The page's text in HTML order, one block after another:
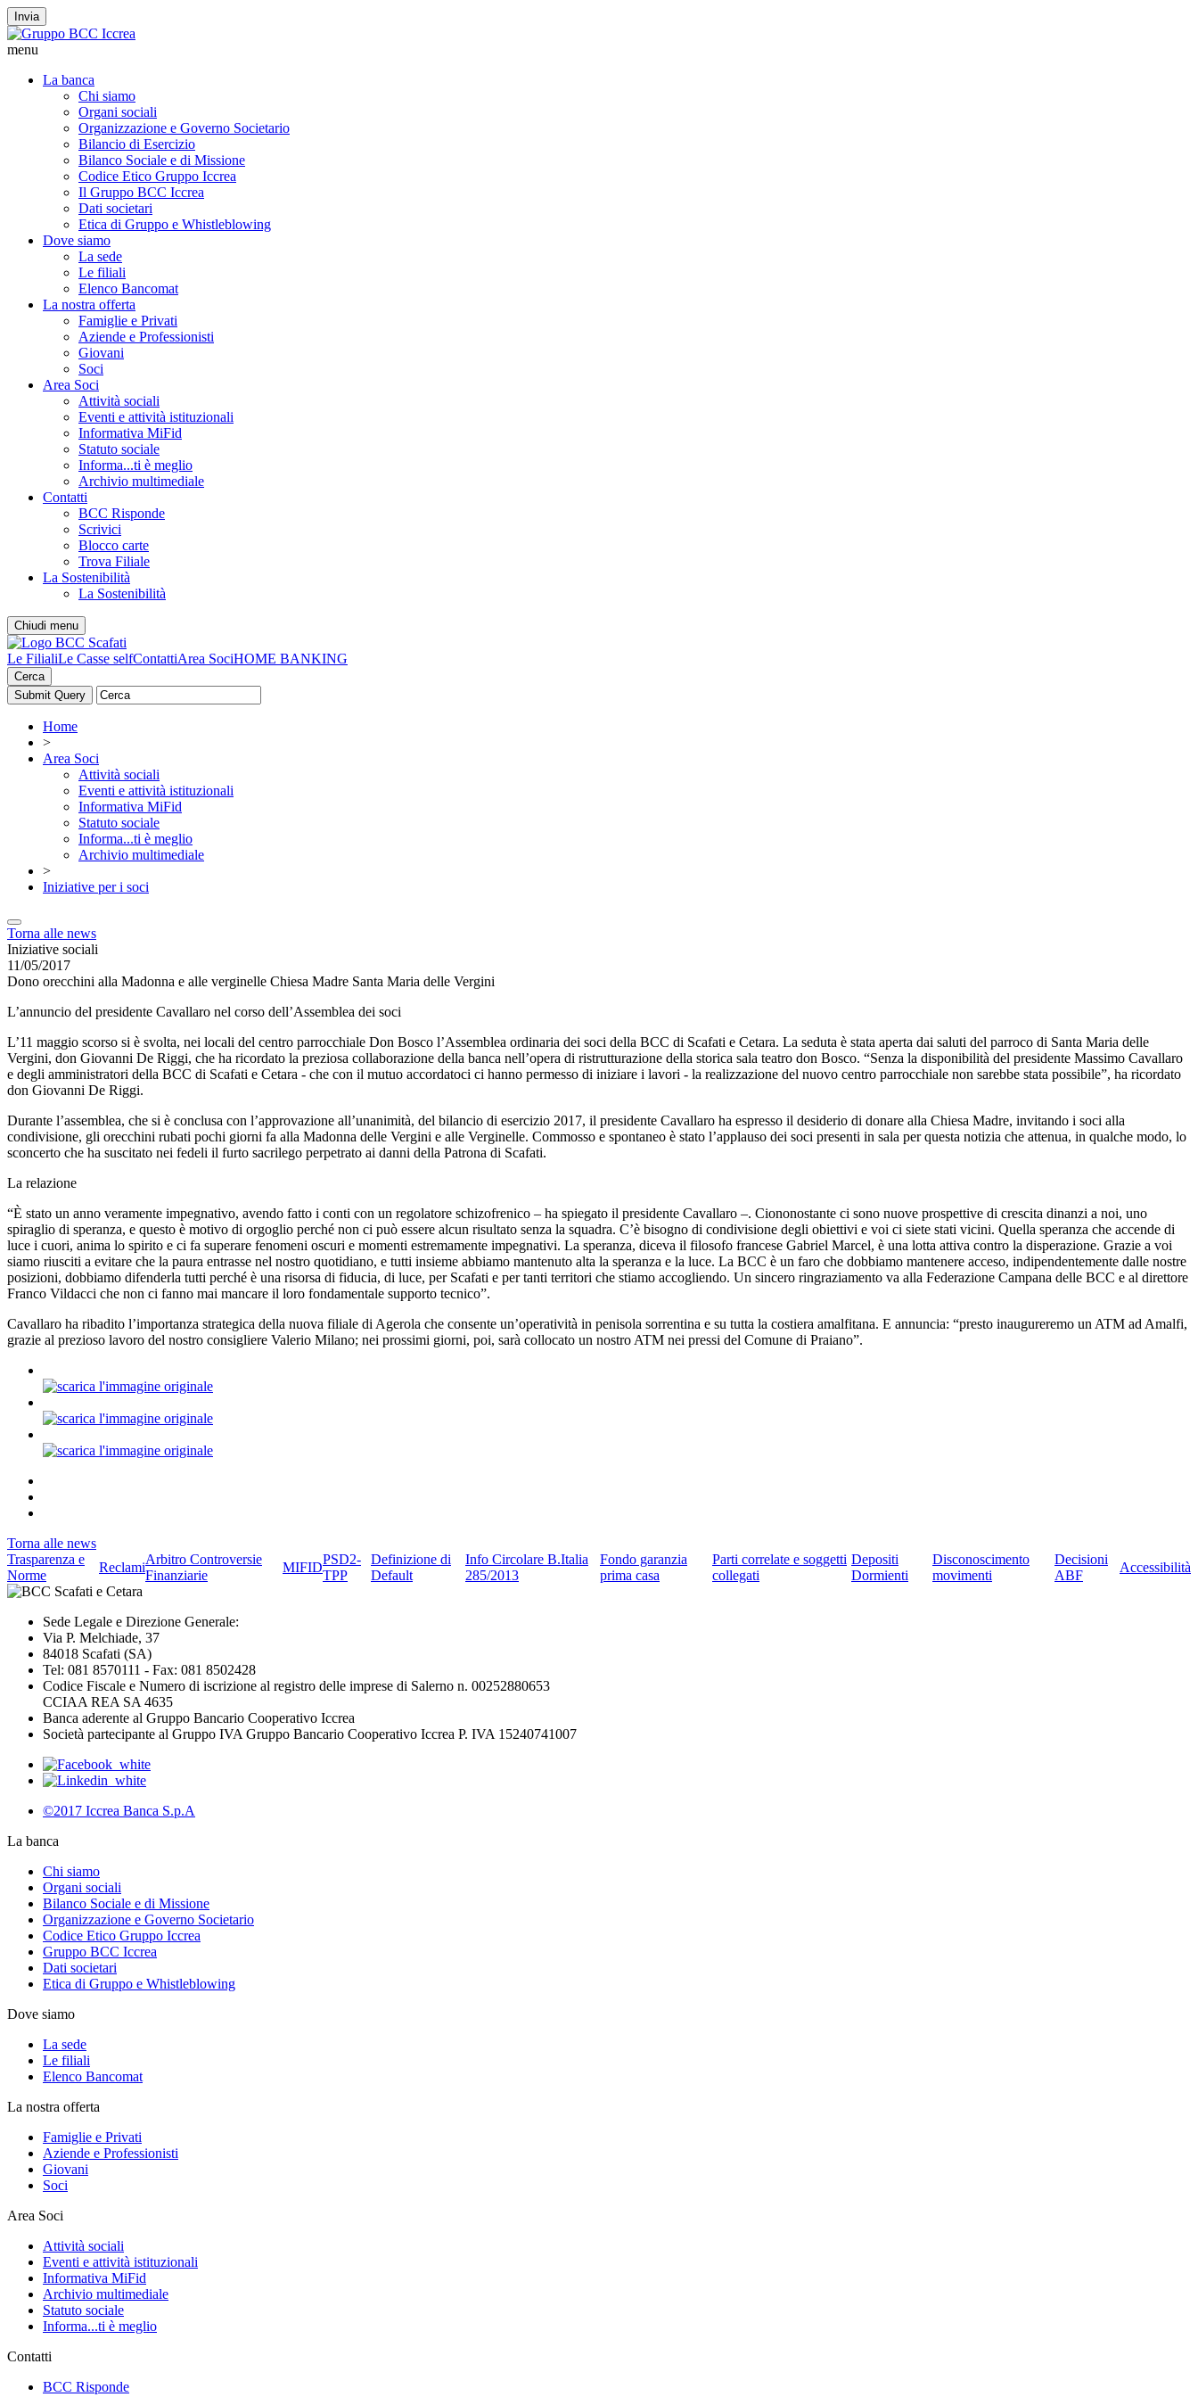
Invia
menu
La banca
Chi siamo
Organi sociali
Organizzazione e Governo Societario
Bilancio di Esercizio
Bilanco Sociale e di Missione
Codice Etico Gruppo Iccrea
Il Gruppo BCC Iccrea
Dati societari
Etica di Gruppo e Whistleblowing
Dove siamo
La sede
Le filiali
Elenco Bancomat
La nostra offerta
Famiglie e Privati
Aziende e Professionisti
Giovani
Soci
Area Soci
Attività sociali
Eventi e attività istituzionali
Informativa MiFid
Statuto sociale
Informa...ti è meglio
Archivio multimediale
Contatti
BCC Risponde
Scrivici
Blocco carte
Trova Filiale
La Sostenibilità
La Sostenibilità
Chiudi menu
Le FilialiLe Casse selfContattiArea SociHOME BANKING
Cerca
Home
>
Area Soci
Attività sociali
Eventi e attività istituzionali
Informativa MiFid
Statuto sociale
Informa...ti è meglio
Archivio multimediale
>
Iniziative per i soci
Torna alle news
Iniziative sociali
11/05/2017
Dono orecchini alla Madonna e alle verginelle Chiesa Madre Santa Maria delle Vergini
L’annuncio del presidente Cavallaro nel corso dell’Assemblea dei soci
L’11 maggio scorso si è svolta, nei locali del centro parrocchiale Don Bosco l’Assemblea ordinaria dei soci della BCC di Scafati e Cetara. La seduta è stata aperta dai saluti del parroco di Santa Maria delle
Vergini, don Giovanni De Riggi, che ha ricordato la preziosa collaborazione della banca nell’opera di ristrutturazione della storica sala teatro don Bosco. “Senza la disponibilità del presidente Massimo Cavallaro
e degli amministratori della BCC di Scafati e Cetara - che con il mutuo accordatoci ci hanno permesso di iniziare i lavori - la realizzazione del nuovo centro parrocchiale non sarebbe stata possibile”, ha ricordato
don Giovanni De Riggi.
Durante l’assemblea, che si è conclusa con l’approvazione all’unanimità, del bilancio di esercizio 2017, il presidente Cavallaro ha espresso il desiderio di donare alla Chiesa Madre, invitando i soci alla
condivisione, gli orecchini rubati pochi giorni fa alla Madonna delle Vergini e alle Verginelle. Commosso e spontaneo è stato l’applauso dei soci presenti in sala per questa notizia che attenua, in qualche modo, lo
sconcerto che ha suscitato nei fedeli il furto sacrilego perpetrato ai danni della Patrona di Scafati.
La relazione
“È stato un anno veramente impegnativo, avendo fatto i conti con un regolatore schizofrenico – ha spiegato il presidente Cavallaro –. Ciononostante ci sono nuove prospettive di crescita dinanzi a noi, uno
spiraglio di speranza, e questo è motivo di orgoglio perché non ci può essere alcun risultato senza la squadra. C’è bisogno di condivisione degli obiettivi e voi ci siete stati vicini. Quella speranza che accende di
luce i cuori, anima lo spirito e ci fa superare fenomeni oscuri e momenti estremamente impegnativi. La speranza, diceva il filosofo francese Gabriel Marcel, è una lotta attiva contro la disperazione. Grazie a voi
siamo riusciti a evitare che la paura entrasse nel nostro quotidiano, e tutti insieme abbiamo mantenuto alta la speranza e la luce. La BCC è un faro che dobbiamo mantenere acceso, indipendentemente dalle nostre
posizioni, dobbiamo difenderla tutti perché è una risorsa di fiducia, di luce, per Scafati e per tanti territori che stiamo accogliendo. Un sincero ringraziamento va alla Federazione Campana delle BCC e al direttore
Franco Vildacci che non ci fanno mai mancare il loro fondamentale supporto tecnico”.
Cavallaro ha ribadito l’importanza strategica della nuova filiale di Agerola che consente un’operatività in penisola sorrentina e su tutta la costiera amalfitana. E annuncia: “presto inaugureremo un ATM ad Amalfi,
grazie al prezioso lavoro del nostro consigliere Valerio Milano; nei prossimi giorni, poi, sarà collocato un nostro ATM nei pressi del Comune di Praiano”.
Torna alle news
Trasparenza e
Norme
Reclami
Arbitro Controversie
Finanziarie
MIFID
PSD2-
TPP
Definizione di
Default
Info Circolare B.Italia
285/2013
Fondo garanzia
prima casa
Parti correlate e soggetti
collegati
Depositi
Dormienti
Disconoscimento
movimenti
Decisioni
ABF
Accessibilità
Sede Legale e Direzione Generale:
Via P. Melchiade, 37
84018 Scafati (SA)
Tel: 081 8570111 - Fax: 081 8502428
Codice Fiscale e Numero di iscrizione al registro delle imprese di Salerno n. 00252880653
CCIAA REA SA 4635
Banca aderente al Gruppo Bancario Cooperativo Iccrea
Società partecipante al Gruppo IVA Gruppo Bancario Cooperativo Iccrea P. IVA 15240741007
©2017 Iccrea Banca S.p.A
La banca
Chi siamo
Organi sociali
Bilanco Sociale e di Missione
Organizzazione e Governo Societario
Codice Etico Gruppo Iccrea
Gruppo BCC Iccrea
Dati societari
Etica di Gruppo e Whistleblowing
Dove siamo
La sede
Le filiali
Elenco Bancomat
La nostra offerta
Famiglie e Privati
Aziende e Professionisti
Giovani
Soci
Area Soci
Attività sociali
Eventi e attività istituzionali
Informativa MiFid
Archivio multimediale
Statuto sociale
Informa...ti è meglio
Contatti
BCC Risponde